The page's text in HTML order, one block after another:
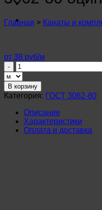
Главная > Канаты и
от 38 руб/м
Количество
товара
Канат
стальной
3,4мм
ГОСТ
3062-
80
оцинкованный
В корзину
Категория: ГОСТ 3062-80
Описание
Характеристики
Оплата и доставка